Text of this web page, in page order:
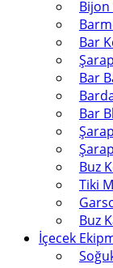
Bijon
Bar
Bar
Bar
Buz
Tiki
Buz
İçecek